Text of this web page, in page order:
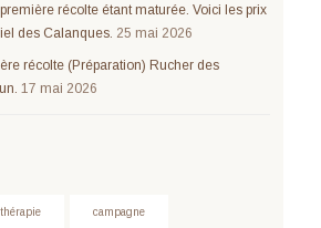
récolte étant maturée. Voici les prix
des Calanques. 25 mai 2026
récolte (Préparation) Rucher des
17 mai 2026
campagne